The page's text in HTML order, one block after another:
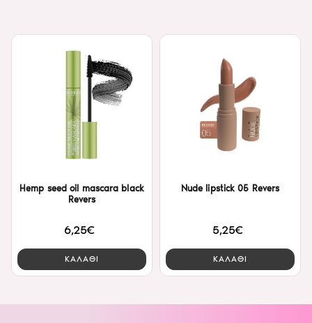
Hemp seed oil mascara black
Revers
6,25€
ΚΑΛΑΘΙ
Nude lipstick 05 Revers
5,25€
ΚΑΛΑΘΙ